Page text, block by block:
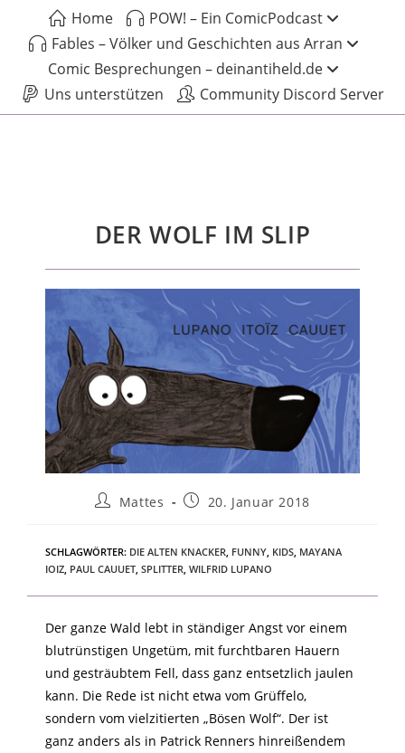
Home
POW! – Ein ComicPodcast
Fables – Völker und Geschichten aus Arran
Comic Besprechungen – deinantiheld.de
Uns unterstützen
Community Discord Server
DER WOLF IM SLIP
Mattes 20. Januar 2018
SCHLAGWÖRTER: DIE ALTEN KNACKER FUNNY KIDS MAYANA
IOIZ PAUL CAUUET SPLITTER WILFRID LUPANO
Der ganze Wald lebt in ständiger Angst vor einem
blutrünstigen Ungetüm, mit furchtbaren Hauern
und gesträubtem Fell, dass ganz entsetzlich jaulen
kann. Die Rede ist nicht etwa vom Grüffelo,
sondern vom vielzitierten „Bösen Wolf“. Der ist
ganz anders als in Patrick Renners hinreißendem